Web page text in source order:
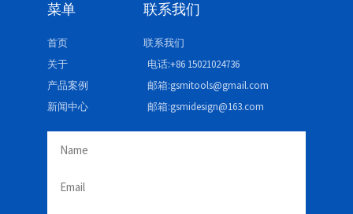
菜单
首页
关于
产品案例
新闻中心
联系我们
联系我们
电话:+86 15021024736
邮箱:gsmitools@gmail.com
邮箱:gsmidesign@163.com